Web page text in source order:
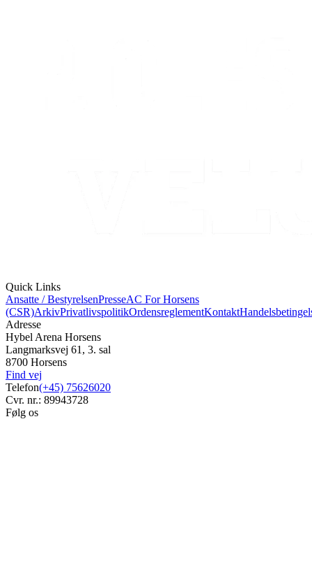
Quick Links
Ansatte / BestyrelsenPresseAC For Horsens
(CSR)ArkivPrivatlivspolitikOrdensreglementKontakt
Adresse
Hybel Arena Horsens
Langmarksvej 61, 3. sal
8700 Horsens
Find vej
Telefon(+45) 75626020
Cvr. nr.: 89943728
Følg os